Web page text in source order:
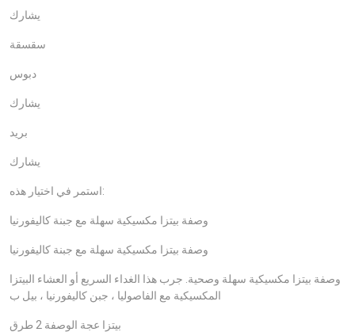
يشارك
سقسقة
دبوس
يشارك
بريد
يشارك
استمر في اختيار هذه:
وصفة بيتزا مكسيكية سهلة مع جبنة كاليفورنيا
وصفة بيتزا مكسيكية سهلة مع جبنة كاليفورنيا
وصفة بيتزا مكسيكية سهلة وصحية. جرب هذا الغداء السريع أو العشاء البيتزا
المكسيكية مع الفاصوليا ، جبن كاليفورنيا ، بيل ب
بيتزا عجة الوصفة 2 طرق